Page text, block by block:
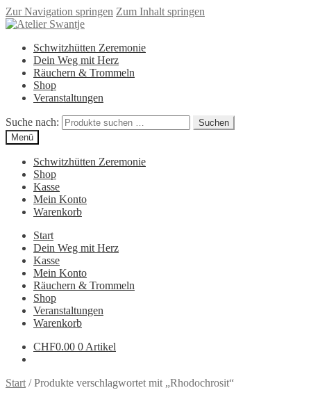
Zur Navigation springen Zum Inhalt springen
Schwitzhütten Zeremonie
Dein Weg mit Herz
Räuchern & Trommeln
Shop
Veranstaltungen
Suche nach:
Suchen
Menü
Schwitzhütten Zeremonie
Shop
Kasse
Mein Konto
Warenkorb
Start
Dein Weg mit Herz
Kasse
Mein Konto
Räuchern & Trommeln
Shop
Veranstaltungen
Warenkorb
CHF0.00 0 Artikel
Start /Produkte verschlagwortet mit „Rhodochrosit“